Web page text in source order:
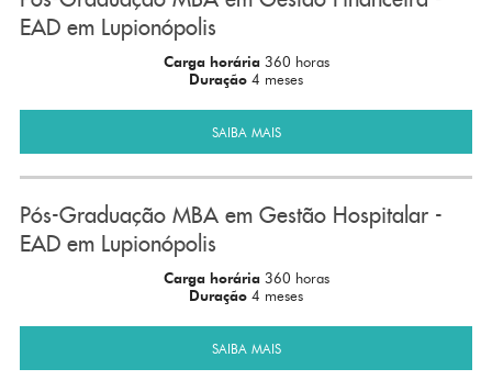
EAD em Lupionópolis
Carga horária 360 horas
Duração 4 meses
SAIBA MAIS
Pós-Graduação MBA em Gestão Hospitalar -
EAD em Lupionópolis
Carga horária 360 horas
Duração 4 meses
SAIBA MAIS